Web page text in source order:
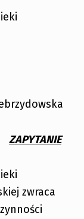
ZAPYTANIE
zwraca